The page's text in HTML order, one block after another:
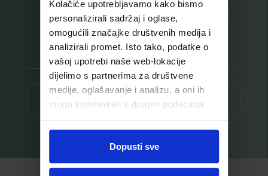
Kolačiće upotrebljavamo kako bismo
personalizirali sadržaj i oglase,
omogućili značajke društvenih medija i
analizirali promet. Isto tako, podatke o
vašoj upotrebi naše web-lokacije
dijelimo s partnerima za društvene
medije, oglašavanje i analizu, a oni ih
mogu kombinirati s drugim podacima
ste upotrebljavali njihove usluge.
Dopusti sve
Prijavite se na listu za novosti
Prijava ⟶